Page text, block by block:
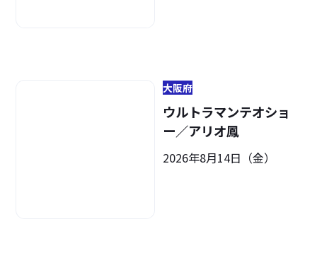
大阪府
ウルトラマンテオショ
ー／アリオ鳳
2026年8月14日（金）